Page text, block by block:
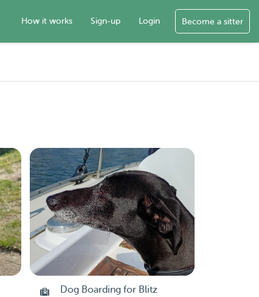
How it works Sign-up Login Become a sitter
Dog Boarding for Blitz